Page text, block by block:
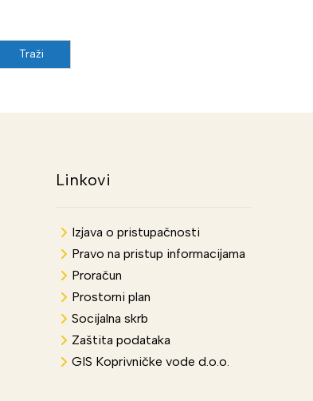
Linkovi
Izjava o pristupačnosti
Pravo na pristup informacijama
Proračun
Prostorni plan
Socijalna skrb
Zaštita podataka
GIS Koprivničke vode d.o.o.